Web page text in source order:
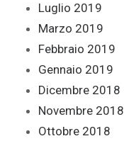
Luglio 2019
Marzo 2019
Febbraio 2019
Gennaio 2019
Dicembre 2018
Novembre 2018
Ottobre 2018